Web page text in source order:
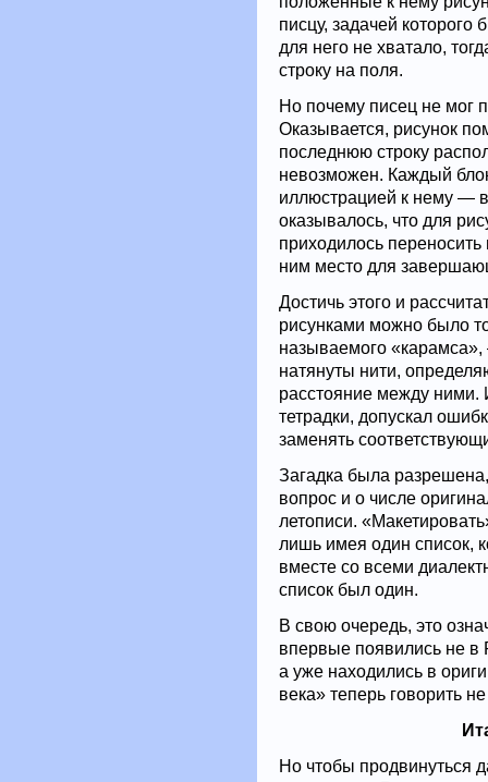
писцу, задачей которого
для него не хватало,
строку на поля.
Но почему писец не мог
Оказывается, рисунок
последнюю строку
невозможен. Каждый
иллюстрацией к нему —
оказывалось, что для
приходилось
ним место для
Достичь этого и
рисунками можно было
называемого
натянуты нити,
расстояние между ними.
тетрадки, допускал
заменять
Загадка была
вопрос и о числе
летописи.
лишь имея один список,
вместе со всеми
список был один.
В свою очередь, это
впервые появились не в
а уже находились в
века» теперь говорить
Но чтобы продвинуться